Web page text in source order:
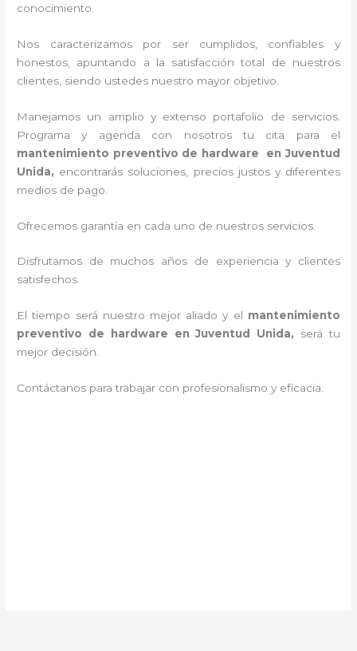
conocimiento.
Nos caracterizamos por ser cumplidos, confiables y
honestos, apuntando a la satisfacción total de nuestros
clientes, siendo ustedes nuestro mayor objetivo.
Manejamos un amplio y extenso portafolio de servicios.
Programa y agenda con nosotros tu cita para el
mantenimiento preventivo de hardware en Juventud
Unida, encontrarás soluciones, precios justos y diferentes
medios de pago.
Ofrecemos garantía en cada uno de nuestros servicios.
Disfrutamos de muchos años de experiencia y clientes
satisfechos.
El tiempo será nuestro mejor aliado y el mantenimiento
preventivo de hardware en Juventud Unida, será tu
mejor decisión.
Contáctanos para trabajar con profesionalismo y eficacia.